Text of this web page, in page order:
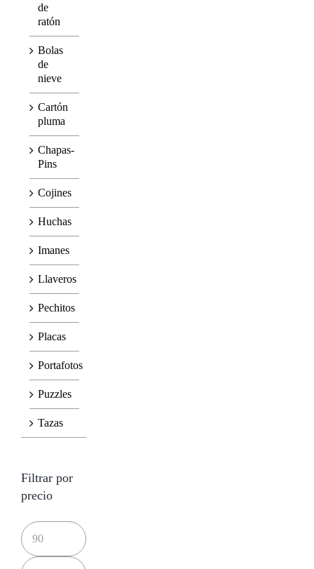
de
ratón
Bolas
de
nieve
Cartón
pluma
Chapas-
Pins
Cojines
Huchas
Imanes
Llaveros
Pechitos
Placas
Portafotos
Puzzles
Tazas
Filtrar por
precio
Precio
mínimo
Precio